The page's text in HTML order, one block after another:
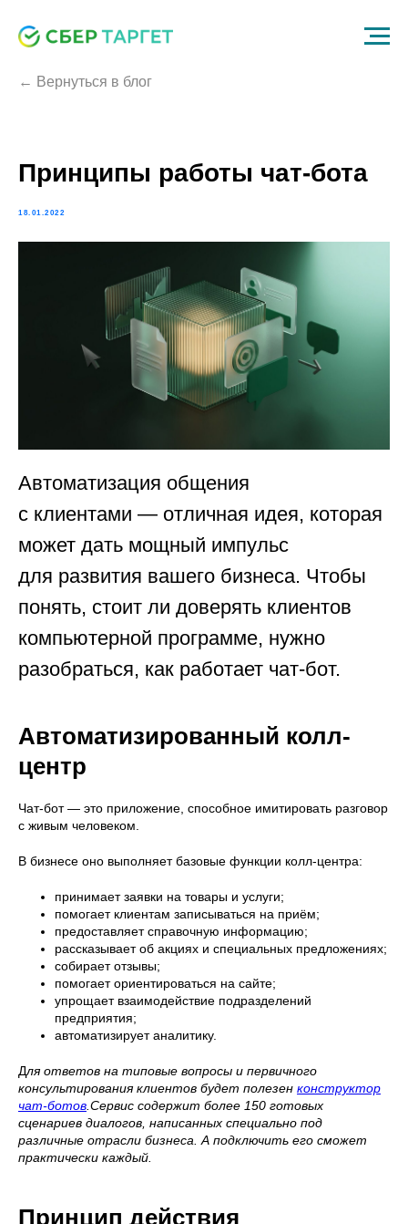
← Вернуться в блог
Принципы работы чат-бота
18.01.2022
Автоматизация общения
с клиентами — отличная идея, которая
может дать мощный импульс
для развития вашего бизнеса. Чтобы
понять, стоит ли доверять клиентов
компьютерной программе, нужно
разобраться, как работает чат-бот.
Автоматизированный колл-
центр
Чат-бот — это приложение, способное имитировать разговор
с живым человеком.
В бизнесе оно выполняет базовые функции колл-центра:
принимает заявки на товары и услуги;
помогает клиентам записываться на приём;
предоставляет справочную информацию;
рассказывает об акциях и специальных предложениях;
собирает отзывы;
помогает ориентироваться на сайте;
упрощает взаимодействие подразделений
предприятия;
автоматизирует аналитику.
Для ответов на типовые вопросы и первичного
консультирования клиентов будет полезен конструктор
чат-ботов .Сервис содержит более 150 готовых
сценариев диалогов, написанных специально под
различные отрасли бизнеса. А подключить его сможет
практически каждый.
Принцип действия